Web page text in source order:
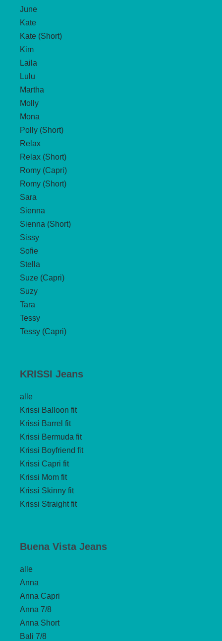
June
Kate
Kate (Short)
Kim
Laila
Lulu
Martha
Molly
Mona
Polly (Short)
Relax
Relax (Short)
Romy (Capri)
Romy (Short)
Sara
Sienna
Sienna (Short)
Sissy
Sofie
Stella
Suze (Capri)
Suzy
Tara
Tessy
Tessy (Capri)
KRISSI Jeans
alle
Krissi Balloon fit
Krissi Barrel fit
Krissi Bermuda fit
Krissi Boyfriend fit
Krissi Capri fit
Krissi Mom fit
Krissi Skinny fit
Krissi Straight fit
Buena Vista Jeans
alle
Anna
Anna Capri
Anna 7/8
Anna Short
Bali 7/8